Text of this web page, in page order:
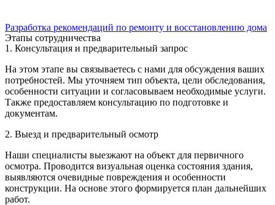
Разработка рекомендаций по ремонту и восстановлению дома
Этапы сотрудничества
1. Консультация и предварительный запрос
На этом этапе вы связываетесь с нами для обсуждения ваших
потребностей. Мы уточняем тип объекта, цели обследования,
особенности ситуации и согласовываем необходимые услуги.
Также предоставляем консультацию по подготовке и
документам.
2. Выезд и предварительный осмотр
Наши специалисты выезжают на объект для первичного
осмотра. Проводится визуальная оценка состояния здания,
выявляются очевидные повреждения и особенности
конструкции. На основе этого формируется план дальнейших
работ.